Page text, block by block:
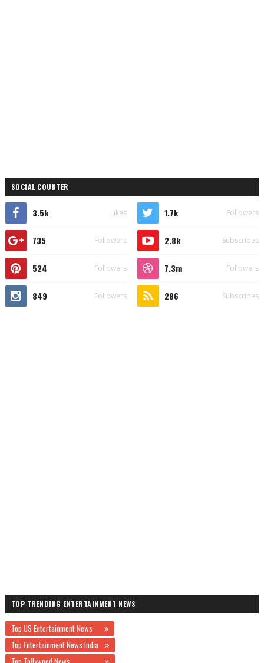
SOCIAL COUNTER
3.5k Likes 1.7k Followers
735 Followers 2.8k Subscribes
524 Followers 7.3m Followers
849 Followers 286 Subscribes
TOP TRENDING ENTERTAINMENT NEWS
Top US Entertainment News
Top Entertainment News India